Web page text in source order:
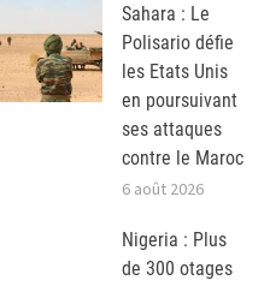
Sahara : Le
Polisario défie
les Etats Unis
en poursuivant
ses attaques
contre le Maroc
6 août 2026
Nigeria : Plus
de 300 otages